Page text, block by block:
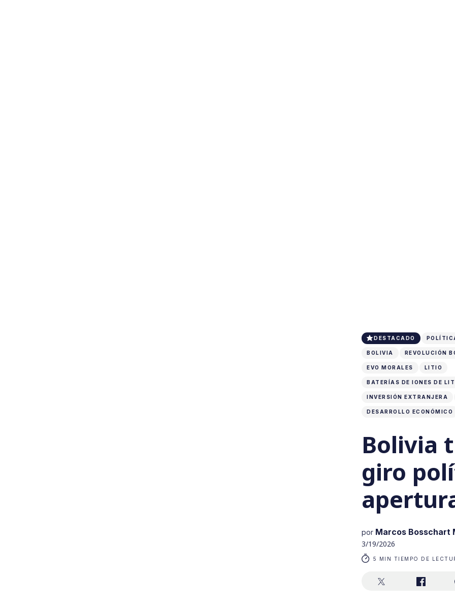
DESTACADO
BOLIVIA REVOLUCIÓN
EVO MORALES LITIO
BATERÍAS DE IONES DE
INVERSIÓN EXTRANJERA
DESARROLLO ECONÓMICO
Bolivia
giro
por Marcos Bosschart
3/19/2026
5 MIN TIEMPO DE